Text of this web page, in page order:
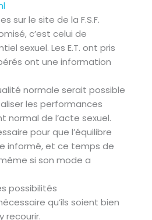
sur le site de la F.S.F.
c’est celui de
sexuel. Les E.T. ont pris
ont une information
normale serait possible
les performances
de l’acte sexuel.
pour que l’équilibre
informé, et ce temps de
si son mode a
possibilités
qu’ils soient bien
recourir.